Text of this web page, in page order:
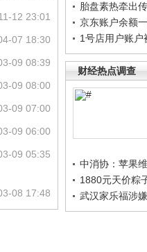
胎盘素热牵出
京东账户余额
1号店用户账户
财经热点调查
中消协：苹果
1880元天价粽
武汉家乐福涉
12 23:01
07 18:30
09 08:39
09 08:00
09 07:00
09 06:00
09 05:35
08 17:48